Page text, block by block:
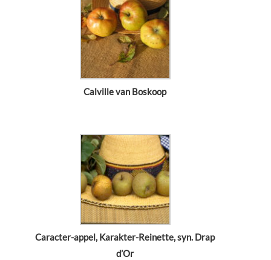
Calville van Boskoop
Caracter-appel, Karakter-Reinette, syn. Drap
d’Or